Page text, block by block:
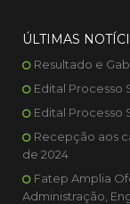
ÚLTIMAS
Resultado e
Edital Processo
Edital Processo
Recepção aos
de 2024
Fatep Amplia
Administração,